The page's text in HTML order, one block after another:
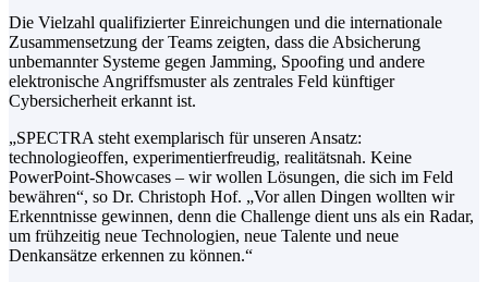
Die Vielzahl qualifizierter Einreichungen und die internationale
Zusammensetzung der Teams zeigten, dass die Absicherung
unbemannter Systeme gegen Jamming, Spoofing und andere
elektronische Angriffsmuster als zentrales Feld künftiger
Cybersicherheit erkannt ist.
„SPECTRA steht exemplarisch für unseren Ansatz:
technologieoffen, experimentierfreudig, realitätsnah. Keine
PowerPoint-Showcases – wir wollen Lösungen, die sich im Feld
bewähren“, so Dr. Christoph Hof. „Vor allen Dingen wollten wir
Erkenntnisse gewinnen, denn die Challenge dient uns als ein Radar,
um frühzeitig neue Technologien, neue Talente und neue
Denkansätze erkennen zu können.“